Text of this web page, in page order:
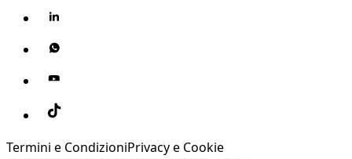
Termini e CondizioniPrivacy e Cookie